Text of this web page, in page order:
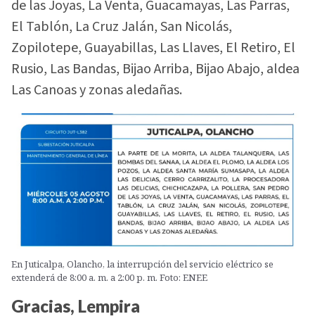
de las Joyas, La Venta, Guacamayas, Las Parras,
El Tablón, La Cruz Jalán, San Nicolás,
Zopilotepe, Guayabillas, Las Llaves, El Retiro, El
Rusio, Las Bandas, Bijao Arriba, Bijao Abajo, aldea
Las Canoas y zonas aledañas.
En Juticalpa, Olancho, la interrupción del servicio eléctrico se
extenderá de 8:00 a. m. a 2:00 p. m. Foto: ENEE
Gracias, Lempira